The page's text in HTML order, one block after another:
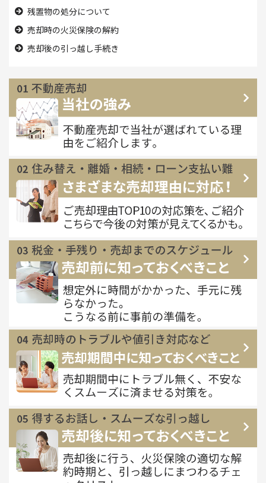
残置物の処分について
売却時の火災保険の解約
売却後の引っ越し手続き